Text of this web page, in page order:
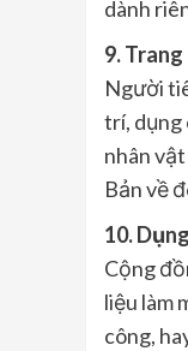
dành
9.
Người
trí, dụng
nhân
Bản về
10.
Cộng
liệu làm
công,